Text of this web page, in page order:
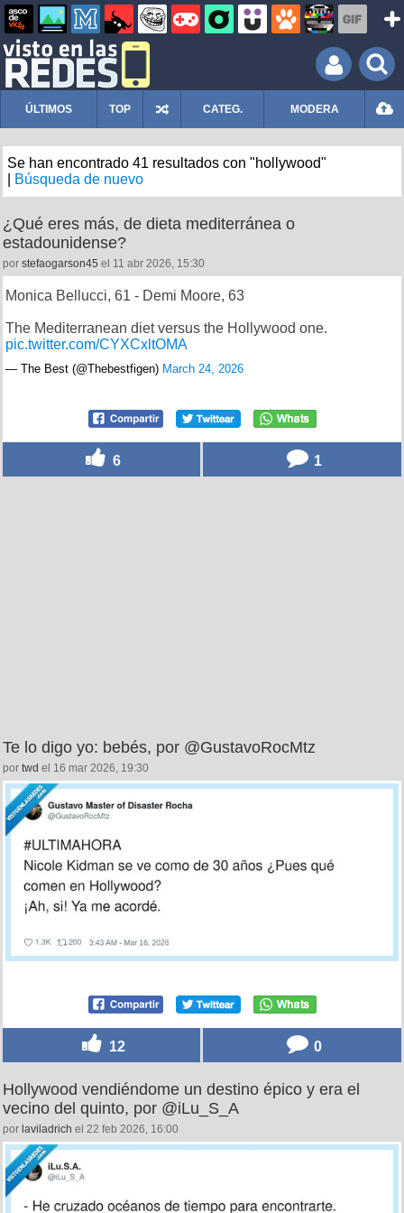
ÚLTIMOS TOP CATEG. MODERA
Se han encontrado 41 resultados con "hollywood"
Búsqueda de nuevo
¿Qué eres más, de dieta mediterránea o
estadounidense?
por stefaogarson45 el 11 abr 2026, 15:30
Monica Bellucci, 61 - Demi Moore, 63
The Mediterranean diet versus the Hollywood one.
pic.twitter.com/CYXCxltOMA
— The Best (@Thebestfigen) March 24, 2026
6 1
Te lo digo yo: bebés, por @GustavoRocMtz
por twd el 16 mar 2026, 19:30
12 0
Hollywood vendiéndome un destino épico y era el
vecino del quinto, por @iLu_S_A
por laviladrich el 22 feb 2026, 16:00